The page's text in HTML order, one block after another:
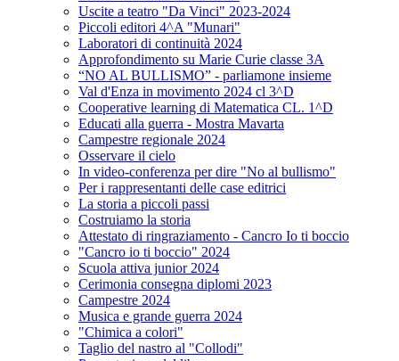
Uscite a teatro "Da Vinci" 2023-2024
Piccoli editori 4^A "Munari"
Laboratori di continuità 2024
Approfondimento su Marie Curie classe 3A
“NO AL BULLISMO” - parliamone insieme
Val d'Enza in movimento 2024 cl 3^D
Cooperative learning di Matematica CL. 1^D
Educati alla guerra - Mostra Mavarta
Campestre regionale 2024
Osservare il cielo
In video-conferenza per dire "No al bullismo"
Per i rappresentanti delle case editrici
La storia a piccoli passi
Costruiamo la storia
Attestato di ringraziamento - Cancro Io ti boccio
"Cancro io ti boccio" 2024
Scuola attiva junior 2024
Cerimonia consegna diplomi 2023
Campestre 2024
Musica e grande guerra 2024
"Chimica a colori"
Taglio del nastro al "Collodi"